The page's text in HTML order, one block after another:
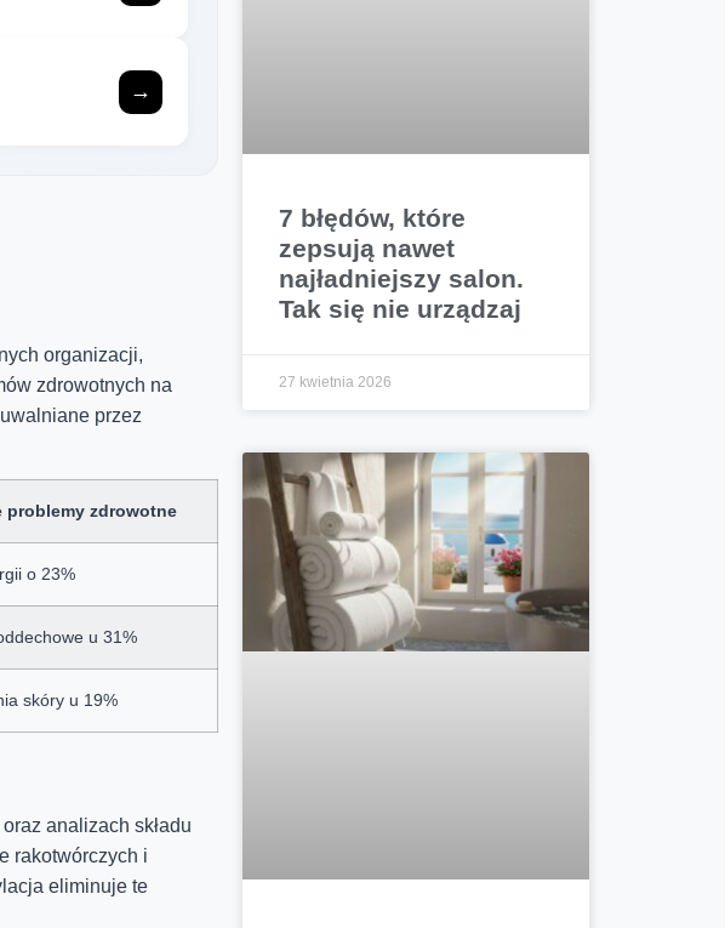
7 błędów, które
zepsują nawet
najładniejszy salon.
Tak się nie urządzaj
27 kwietnia 2026
→
organizacji,
zdrowotnych na
przez
problemy zdrowotne
o 23%
u 31%
skóry u 19%
oraz analizach składu
rakotwórczych i
eliminuje te